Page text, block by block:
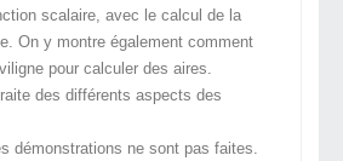
scalaire, avec le calcul de la
On y montre également comment
pour calculer des aires.
des différents aspects des
démonstrations ne sont pas faites.